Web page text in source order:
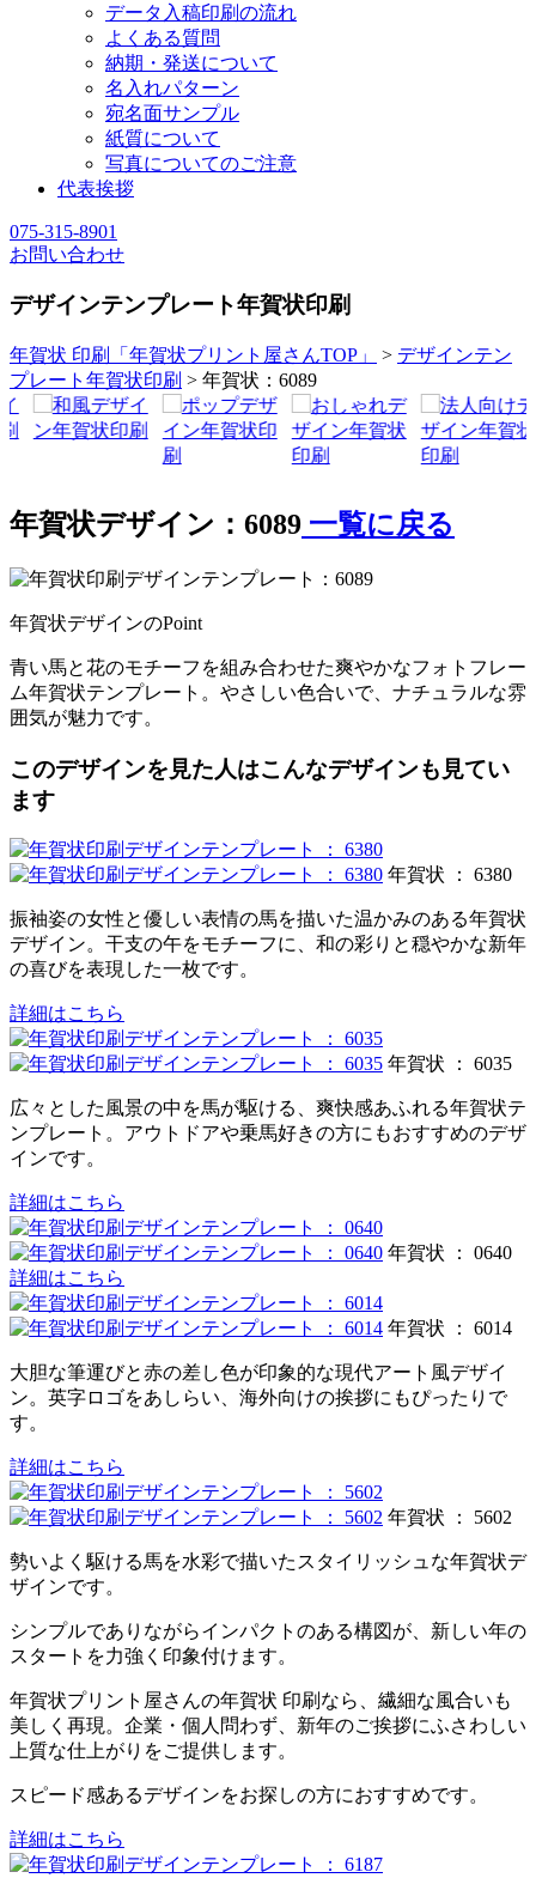
データ入稿印刷の流れ
よくある質問
納期・発送について
名入れパターン
宛名面サンプル
紙質について
写真についてのご注意
代表挨拶
075-315-8901
お問い合わせ
デザインテンプレート年賀状印刷
年賀状 印刷「年賀状プリント屋さんTOP」 > デザインテン
プレート年賀状印刷 > 年賀状：6089
年賀状デザイン：6089 一覧に戻る
年賀状デザインのPoint
青い馬と花のモチーフを組み合わせた爽やかなフォトフレー
ム年賀状テンプレート。やさしい色合いで、ナチュラルな雰
囲気が魅力です。
このデザインを見た人はこんなデザインも見てい
ます
年賀状 ： 6380
振袖姿の女性と優しい表情の馬を描いた温かみのある年賀状
デザイン。干支の午をモチーフに、和の彩りと穏やかな新年
の喜びを表現した一枚です。
詳細はこちら
年賀状 ： 6035
広々とした風景の中を馬が駆ける、爽快感あふれる年賀状テ
ンプレート。アウトドアや乗馬好きの方にもおすすめのデザ
インです。
詳細はこちら
年賀状 ： 0640
詳細はこちら
年賀状 ： 6014
大胆な筆運びと赤の差し色が印象的な現代アート風デザイ
ン。英字ロゴをあしらい、海外向けの挨拶にもぴったりで
す。
詳細はこちら
年賀状 ： 5602
勢いよく駆ける馬を水彩で描いたスタイリッシュな年賀状デ
ザインです。
シンプルでありながらインパクトのある構図が、新しい年の
スタートを力強く印象付けます。
年賀状プリント屋さんの年賀状 印刷なら、繊細な風合いも
美しく再現。企業・個人問わず、新年のご挨拶にふさわしい
上質な仕上がりをご提供します。
スピード感あるデザインをお探しの方におすすめです。
詳細はこちら